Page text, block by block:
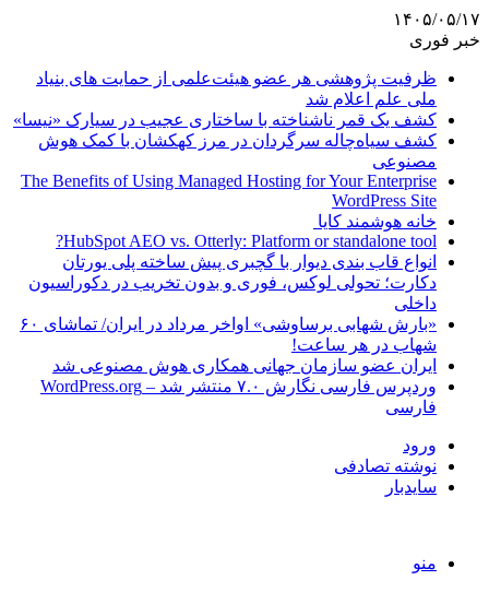
۱۴۰۵/۰۵/۱۷
خبر فوری
ظرفیت پژوهشی هر عضو هیئت‌علمی از حمایت های بنیاد
ملی علم اعلام شد
کشف یک قمر ناشناخته با ساختاری عجیب در سیارک «نیسا»
کشف سیاه‌چاله سرگردان در مرز کهکشان با کمک هوش
مصنوعی
The Benefits of Using Managed Hosting for Your Enterprise
WordPress Site
خانه هوشمند کایا
HubSpot AEO vs. Otterly: Platform or standalone tool?
انواع قاب بندی دیوار با گچبری پیش ساخته پلی یورتان
دکارت؛ تحولی لوکس، فوری و بدون تخریب در دکوراسیون
داخلی
«بارش شهابی برساوشی» اواخر مرداد در ایران/ تماشای ۶۰
شهاب در هر ساعت!
ایران عضو سازمان جهانی همکاری هوش مصنوعی شد
وردپرس فارسی نگارش ۷.۰ منتشر شد – WordPress.org
فارسی
ورود
نوشته تصادفی
سایدبار
منو